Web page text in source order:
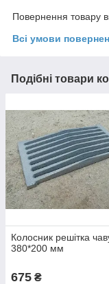
Повернення товару
Всі умови
Подібні товари
Колосник решітка
380*200 мм
675 ₴